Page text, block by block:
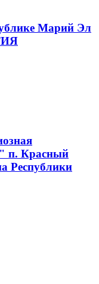
Марий Эл
п. Красный
Республики